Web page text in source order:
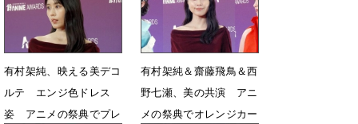
6月3日 07時17分
有村架純、映える美デコ
ルテ エンジ色ドレス
姿 アニメの祭典でプレ
有村架純＆齋藤飛鳥＆西
野七瀬、美の共演 アニ
メの祭典でオレンジカー